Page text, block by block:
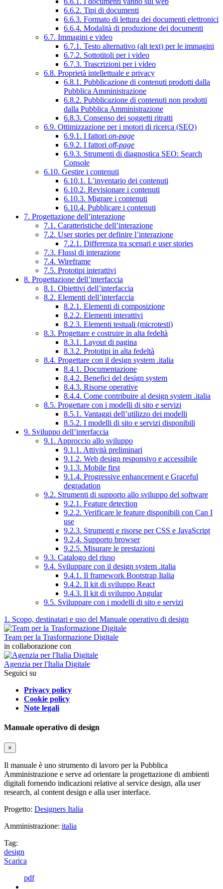
6.6.2. Tipi di documenti
6.6.3. Formato di lettura dei documenti elettronici
6.6.4. Modalità di produzione dei documenti
6.7. Immagini e video
6.7.1. Testo alternativo (alt text) per le immagini
6.7.2. Sottotitoli per i video
6.7.3. Trascrizioni per i video
6.8. Proprietà intellettuale e privacy
6.8.1. Pubblicazione di contenuti prodotti dalla
Pubblica Amministrazione
6.8.2. Pubblicazione di contenuti non prodotti
dalla Pubblica Amministrazione
6.8.3. Consenso dei soggetti ritratti
6.9. Ottimizzazione per i motori di ricerca (SEO)
6.9.1. I fattori on-page
6.9.2. I fattori off-page
6.9.3. Strumenti di diagnostica SEO: Search
Console
6.10. Gestire i contenuti
6.10.1. L’inventario dei contenuti
6.10.2. Revisionare i contenuti
6.10.3. Migrare i contenuti
6.10.4. Pubblicare i contenuti
7. Progettazione dell’interazione
7.1. Caratteristiche dell’interazione
7.2. User stories per definire l’interazione
7.2.1. Differenza tra scenari e user stories
7.3. Flussi di interazione
7.4. Wireframe
7.5. Prototipi interattivi
8. Progettazione dell’interfaccia
8.1. Obiettivi dell’interfaccia
8.2. Elementi dell’interfaccia
8.2.1. Elementi di composizione
8.2.2. Elementi interattivi
8.2.3. Elementi testuali (microtesti)
8.3. Progettare e costruire in alta fedeltà
8.3.1. Layout di pagina
8.3.2. Prototipi in alta fedeltà
8.4. Progettare con il design system .italia
8.4.1. Documentazione
8.4.2. Benefici del design system
8.4.3. Risorse operative
8.4.4. Come contribuire al design system .italia
8.5. Progettare con i modelli di sito e servizi
8.5.1. Vantaggi dell’utilizzo dei modelli
8.5.2. I modelli di sito e servizi disponibili
9. Sviluppo dell’interfaccia
9.1. Approccio allo sviluppo
9.1.1. Attività preliminari
9.1.2. Web design responsivo e accessibile
9.1.3. Mobile first
9.1.4. Progressive enhancement e Graceful
degradation
9.2. Strumenti di supporto allo sviluppo del software
9.2.1. Feature detection
9.2.2. Verificare le feature disponibili con Can I
use
9.2.3. Strumenti e risorse per CSS e JavaScript
9.2.4. Supporto browser
9.2.5. Misurare le prestazioni
9.3. Catalogo del riuso
9.4. Sviluppare con il design system .italia
9.4.1. Il framework Bootstrap Italia
9.4.2. Il kit di sviluppo React
9.4.3. Il kit di sviluppo Angular
9.5. Sviluppare con i modelli di sito e servizi
1. Scopo, destinatari e uso del Manuale operativo di design
Team per la Trasformazione Digitale
in collaborazione con
Agenzia per l'Italia Digitale
Seguici su
Privacy policy
Cookie policy
Note legali
Manuale operativo di design
×
Il manuale è uno strumento di lavoro per la Pubblica
Amministrazione e serve ad orientare la progettazione di ambienti
digitali fornendo indicazioni relative al service design, alla user
research, al content design e alla user interface.
Progetto: Designers Italia
Amministrazione: italia
Tag:
design
Scarica
pdf